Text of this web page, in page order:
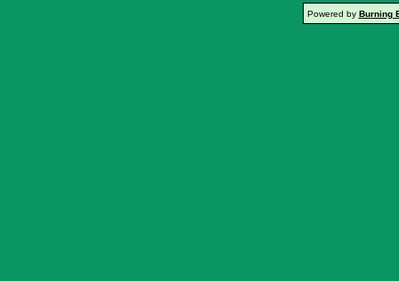
Powered by Burning